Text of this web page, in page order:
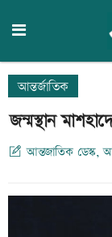
আন্তর্জাতিক
জন্মস্থান
আন্তজাতিক ডেস্ক,